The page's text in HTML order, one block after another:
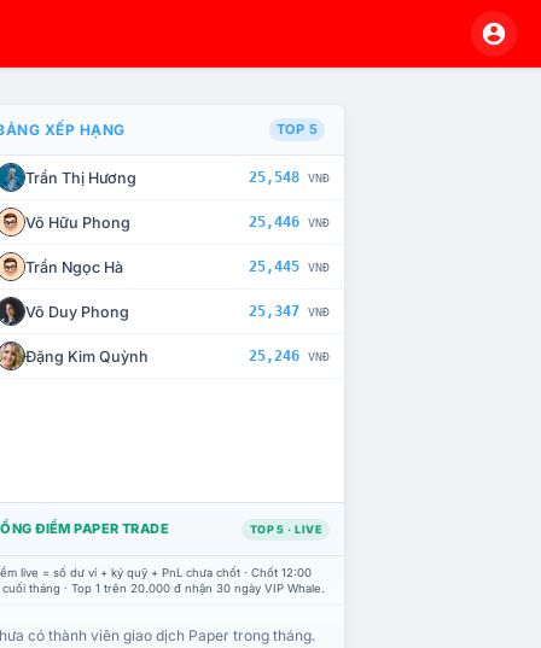
CHẾ TÀI XỬ LÝ VI PHẠM
XẾP HẠNG TOP 5
Trần Thị Hương 25,548 VNĐ
Võ Hữu Phong 25,446 VNĐ
Trần Ngọc Hà 25,445 VNĐ
Võ Duy Phong 25,347 VNĐ
Đặng Kim Quỳnh 25,246 VNĐ
ĐIỂM PAPER TRADE TOP 5 · LIVE
live = số dư ví + ký quỹ + PnL chưa chốt · Chốt 12:00
tháng · Top 1 trên 20.000 đ nhận 30 ngày VIP Whale.
có thành viên giao dịch Paper trong tháng.